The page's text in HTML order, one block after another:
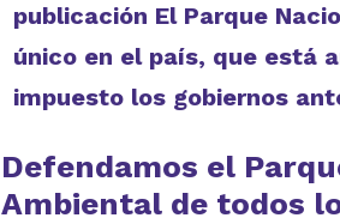
publicación El Parque
único en el país, que está
impuesto los gobiernos
Defendamos el
Ambiental de todos